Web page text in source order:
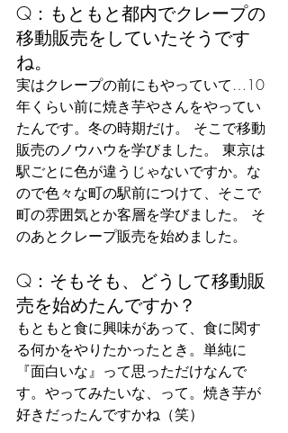
Q：もともと都内でクレープの
移動販売をしていたそうです
ね。
実はクレープの前にもやっていて…10
年くらい前に焼き芋やさんをやってい
たんです。冬の時期だけ。 そこで移動
販売のノウハウを学びました。 東京は
駅ごとに色が違うじゃないですか。な
ので色々な町の駅前につけて、そこで
町の雰囲気とか客層を学びました。 そ
のあとクレープ販売を始めました。
Q：そもそも、どうして移動販
売を始めたんですか？
もともと食に興味があって、食に関す
る何かをやりたかったとき。単純に
『面白いな』って思っただけなんで
す。やってみたいな、って。焼き芋が
好きだったんですかね（笑）